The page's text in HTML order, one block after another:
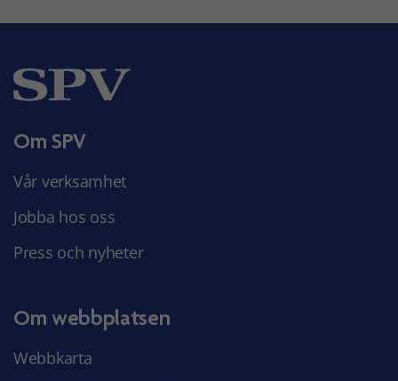
Om SPV
Vår verksamhet
Jobba hos oss
Press och nyheter
Om webbplatsen
Webbkarta